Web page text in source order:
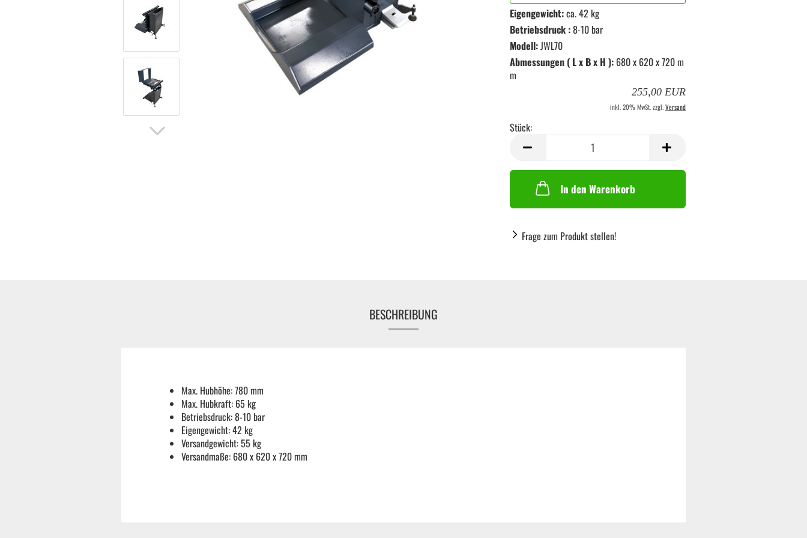
Hoflader / Agrarfahrzeug
Gummiketten Minibagger
Verschleißteile | Ersatzteile
Stromaggregate 220V/400V
Zubehör und Hilfswerkzeug
Autoreinigung | Autopflege
Drehmomentwerkzeug
Eigengewicht:ca. 42 kg
Betriebsdruck :8-10 bar
Modell:JWL70
Abmessungen ( L x B x H ): 680 x 620 x 720 m
m
255,00 EUR
inkl. 20% MwSt. zzgl.Versand
Stück:
Stück
In den Warenkorb
Frage zum Produkt stellen!
BESCHREIBUNG
Max. Hubhöhe: 780 mm
Max. Hubkraft: 65 kg
Betriebsdruck: 8-10 bar
Eigengewicht: 42 kg
Versandgewicht: 55 kg
Versandmaße: 680 x 620 x 720 mm